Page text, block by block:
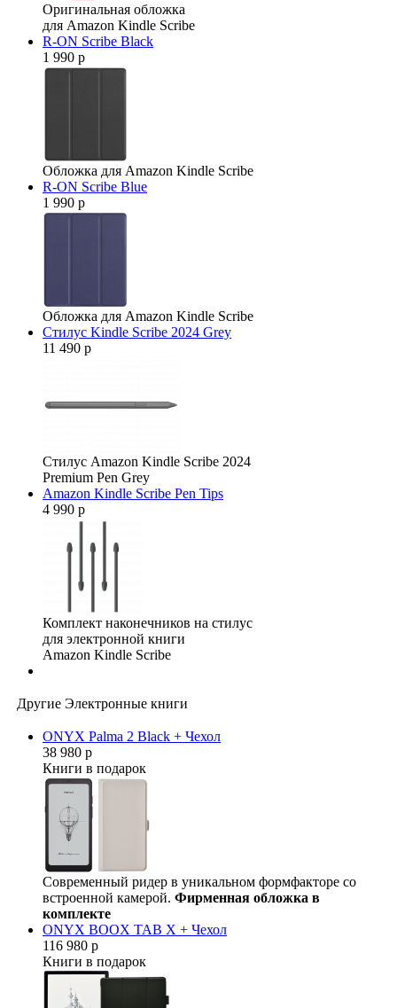
Оригинальная обложка
для Amazon Kindle Scribe
R-ON Scribe Black
1 990 р
Обложка для Amazon Kindle Scribe
R-ON Scribe Blue
1 990 р
Обложка для Amazon Kindle Scribe
Стилус Kindle Scribe 2024 Grey
11 490 р
Стилус Amazon Kindle Scribe 2024
Premium Pen Grey
Amazon Kindle Scribe Pen Tips
4 990 р
Комплект наконечников на стилус
для электронной книги
Amazon Kindle Scribe
Другие Электронные книги
ONYX Palma 2 Black + Чехол
38 980 р
Книги в подарок
Современный ридер в уникальном формфакторе со
встроенной камерой. Фирменная обложка в
комплекте
ONYX BOOX TAB X + Чехол
116 980 р
Книги в подарок